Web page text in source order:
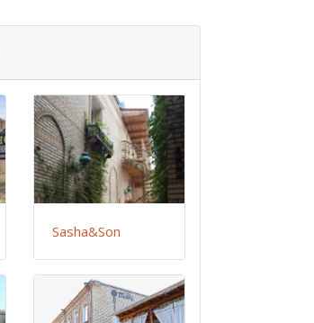
Sasha&Son